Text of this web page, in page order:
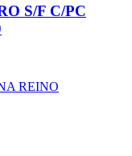
S/F C/PC